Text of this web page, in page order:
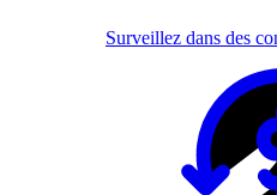
Surveillez dans des